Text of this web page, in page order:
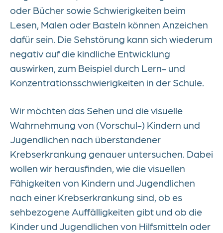
oder Bücher sowie Schwierigkeiten beim
Lesen, Malen oder Basteln können Anzeichen
dafür sein. Die Sehstörung kann sich wiederum
negativ auf die kindliche Entwicklung
auswirken, zum Beispiel durch Lern- und
Konzentrationsschwierigkeiten in der Schule.
Wir möchten das Sehen und die visuelle
Wahrnehmung von (Vorschul-) Kindern und
Jugendlichen nach überstandener
Krebserkrankung genauer untersuchen. Dabei
wollen wir herausfinden, wie die visuellen
Fähigkeiten von Kindern und Jugendlichen
nach einer Krebserkrankung sind, ob es
sehbezogene Auffälligkeiten gibt und ob die
Kinder und Jugendlichen von Hilfsmitteln oder